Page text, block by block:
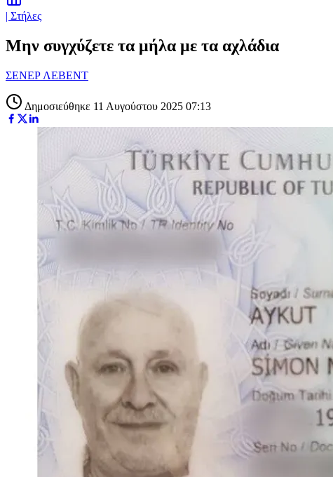
| Στήλες
Μην συγχύζετε τα μήλα με τα αχλάδια
ΣΕΝΕΡ ΛΕΒΕΝΤ
Δημοσιεύθηκε 11 Αυγούστου 2025 07:13